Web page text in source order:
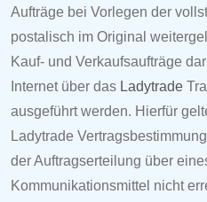
Aufträge bei Vorlegen der
postalisch im Original
Kauf- und Verkaufsaufträge
Internet über das Ladytrade
ausgeführt werden. Hierfür
Ladytrade
der Auftragserteilung über
Kommunikationsmittel nicht